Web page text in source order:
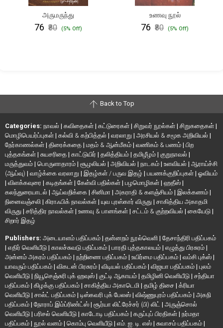
அருமருந்து
₹76 ₹80 (5% Off)
உணவு நூல்
₹76 ₹80 (5% Off)
Back to Top
Categories: நாவல் | கவிதைகள் | கட்டுரைகள் | சிறுவர் நூல்கள் | சிறுகதைகள் |
மொழிபெயர்ப்புகள் | கல்வி & கற்பித்தல் | வரலாறு | அரசியல் & சமூக அறிவியல் |
நேர்காணல்கள் | திரைக்கதை | மதம் & ஆன்மீகம் | வணிகம் & பணம் | பிற
புத்தகங்கள் | சுயசரிதை | காட்டுயிர் | தலித்தியம் | தமிழீழம் | குறுநாவல் |
மருத்துவம் | பொருளாதாரம் | சூழலியல் | அறிவியல் | நாடகம் | உளவியல் | ஆராய்ச்சி
(ஆய்வு) | வாழ்க்கை வரலாறு | இதழ்கள் / பருவ இதழ் | பயணக்குறிப்புகள் | ஓவியம்
| விளக்கவுரை | கடிதங்கள் | கேள்வி பதில்கள் | பழமொழிகள் | ஹதீஸ் |
கலந்துரையாடல் | ஆய்வறிக்கை | சினிமா | அகராதி & களஞ்சியம் | இலக்கணம் |
நினைவஞ்சலி | கிராஃபிக் நாவல்கள் | யுவ புரஸ்கார் விருது | சாகித்திய அகாதமி
விருது | சரித்திர நாவல்கள் | உணவு & பானங்கள் | சட்டம் & குற்றவியல் | கையேடு |
சிறார் இதழ்
Publishers: அடையாளம் பதிப்பகம் | தன்னறம் நூல்வெளி | தேசாந்திரி பதிப்பகம்
| எதிர் வெளியீடு | காலச்சுவடு பதிப்பகம் | பாரதி புத்தகாலயம் | எழுத்து பிரசுரம் |
அன்னம் அகரம் பதிப்பகம் | நற்றிணை பதிப்பகம் | உயிர்மை பதிப்பகம் | வம்சி புக்ஸ் |
யாவரும் பதிப்பகம் | விகடன் பிரசுரம் | விடியல் பதிப்பகம் | விஜயா பதிப்பகம் | புலம்
வெளியீடு | நியூசெஞ்சுரி புக் ஹவுஸ் | குட்டி ஆகாயம் | தமிழினி வெளியீடு | சந்தியா
பதிப்பகம் | கிழக்கு பதிப்பகம் | சாகித்திய அகாடெமி | தமிழ் திசை | க்ரியா
வெளியீடு | சால்ட் பதிப்பகம் | டிஸ்கவரி புக் பேலஸ் | விஷ்ணுபுரம் பதிப்பகம் | அகநி
பதிப்பகம் | நோராப் இம்ப்ரிண்ட்ஸ் | சூர்யா லிட்ரேச்சர் (பி) லிட் | அருஞ்சொல்
வெளியீடு | பரிசல் வெளியீடு | காடோடி பதிப்பகம் | கருப்புப் பிரதிகள் | நர்மதா
பதிப்பகம் | நூல் வனம் | கொம்பு வெளியீடு | எம். ஐ. டி. எஸ் | சுவாசம் பதிப்பகம் |